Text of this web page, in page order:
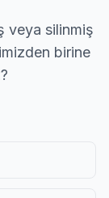
veya silinmiş
birine